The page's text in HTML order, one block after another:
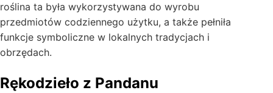
roślina ta była wykorzystywana do wyrobu
przedmiotów codziennego użytku, a także pełniła
funkcje symboliczne w lokalnych tradycjach i
obrzędach.
Rękodzieło z Pandanu